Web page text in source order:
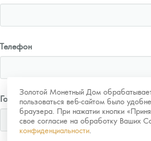
Золотой Монетный Дом
пользоваться веб-сайтом было
браузера. При нажатии кнопки
свое согласие на обработку Ваших
конфиденциальности
Телефон
Город